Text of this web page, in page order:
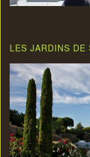
LES JARDINS DE